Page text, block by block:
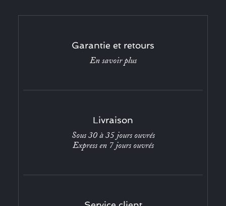
Garantie et retours
En savoir plus
Livraison
Sous 30 à 35 jours ouvrés
Express en 7 jours ouvrés